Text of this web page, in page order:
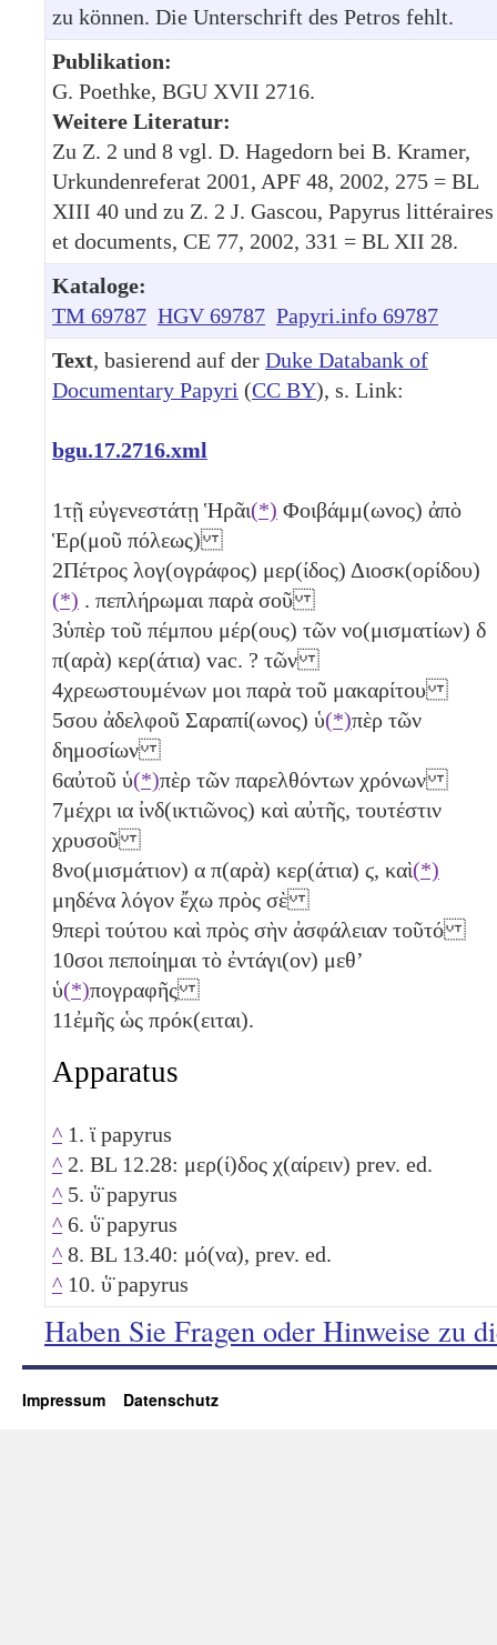
zu können. Die Unterschrift des Petros fehlt.
Publikation:
G. Poethke, BGU XVII 2716.
Weitere Literatur:
Zu Z. 2 und 8 vgl. D. Hagedorn bei B. Kramer,
Urkundenreferat 2001, APF 48, 2002, 275 = BL
XIII 40 und zu Z. 2 J. Gascou, Papyrus littéraires
et documents, CE 77, 2002, 331 = BL XII 28.
Kataloge:
TM 69787 HGV 69787 Papyri.info 69787
Text, basierend auf der Duke Databank of
Documentary Papyri (CC BY), s. Link:
bgu.17.2716.xml
1τῇ εὐγενεστάτῃ Ἡρᾶι(*) Φοιβάμμ(ωνος) ἀπὸ
Ἑρ(μοῦ πόλεως)
2Πέτρος λογ(ογράφος) μερ(ίδος) Διοσκ(ορίδου)
(*) . πεπλήρωμαι παρὰ σοῦ
3ὑπὲρ τοῦ πέμπου μέρ(ους) τῶν νο(μισματίων) δ
π(αρὰ) κερ(άτια) vac. ? τῶν
4χρεωστουμένων μοι παρὰ τοῦ μακαρίτου
5σου ἀδελφοῦ Σαραπί(ωνος) ὑ(*)πὲρ τῶν
δημοσίων
6αὐτοῦ ὑ(*)πὲρ τῶν παρελθόντων χρόνων
7μέχρι ια ἰνδ(ικτιῶνος) καὶ αὐτῆς, τουτέστιν
χρυσοῦ
8νο(μισμάτιον) α π(αρὰ) κερ(άτια) ϛ, καὶ(*)
μηδένα λόγον ἔχω πρὸς σὲ
9περὶ τούτου καὶ πρὸς σὴν ἀσφάλειαν τοῦτό
10σοι πεποίημαι τὸ ἐντάγι(ον) μεθʼ
ὑ(*)πογραφῆς
11ἐμῆς ὡς πρόκ(ειται).
Apparatus
^ 1. ϊ papyrus
^ 2. BL 12.28: μερ(ί)δος χ(αίρειν) prev. ed.
^ 5. ὑ̈ papyrus
^ 6. ὑ̈ papyrus
^ 8. BL 13.40: μό(να), prev. ed.
^ 10. ὑ̈ papyrus
Haben Sie Fragen oder Hinweise zu
Impressum Datenschutz